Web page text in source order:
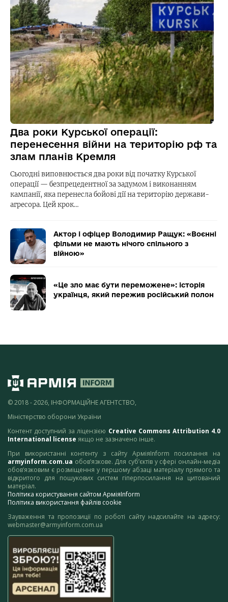
Два роки Курської операції:
перенесення війни на територію рф та
злам планів Кремля
Сьогодні виповнюється два роки від початку Курської
операції — безпрецедентної за задумом і виконанням
кампанії, яка перенесла бойові дії на територію держави-
агресора. Цей крок…
Актор і офіцер Володимир Ращук: «Воєнні
фільми не мають нічого спільного з
війною»
«Це зло має бути переможене»: історія
українця, який пережив російський полон
© 2018 - 2026, ІНФОРМАЦІЙНЕ АГЕНТСТВО,
Міністерство оборони України
Контент доступний за ліцензією Creative Commons Attribution 4.0
International license якщо не зазначено інше.
При використанні контенту з сайту АрміяInform посилання на
armyinform.com.ua обов’язкове. Для суб’єктів у сфері онлайн-медіа
обов’язковим є розміщення у першому абзаці матеріалу прямого та
відкритого для пошукових систем гіперпосилання на цитований
матеріал.
Політика користування сайтом АрміяInform
Політика використання файлів cookie
Зауваження та пропозиції по роботі сайту надсилайте на адресу:
webmaster@armyinform.com.ua